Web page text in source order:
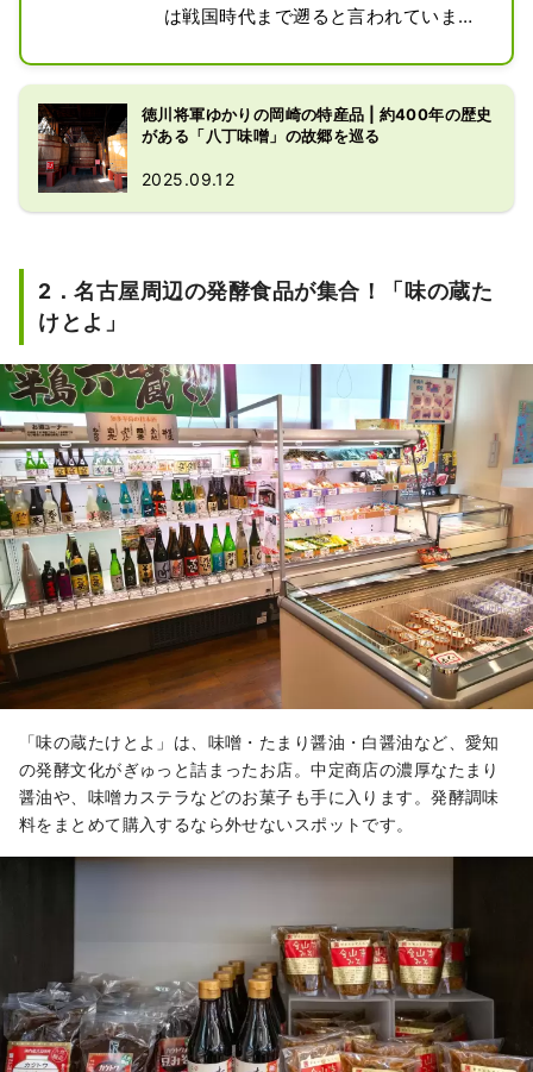
は戦国時代まで遡ると言われていま
製法を絶やすことなく、現代まで八丁
造方法を見ることができる蔵見学や実
際にその場で八丁味噌を使用した料理
を味わうことができるレストランも併
徳川将軍ゆかりの岡崎の特産品 | 約400年の歴史
がある「八丁味噌」の故郷を巡る
2025.09.12
2．名古屋周辺の発酵食品が集合！「味の蔵た
けとよ」
「味の蔵たけとよ」は、味噌・たまり醤油・白醤油など、愛知
の発酵文化がぎゅっと詰まったお店。中定商店の濃厚なたまり
醤油や、味噌カステラなどのお菓子も手に入ります。発酵調味
料をまとめて購入するなら外せないスポットです。